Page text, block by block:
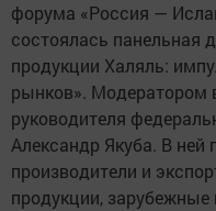
форума «Россия —
состоялась панельная
продукции Халяль:
рынков». Модератором
руководителя
Александр Якуба. В ней
производители и
продукции,